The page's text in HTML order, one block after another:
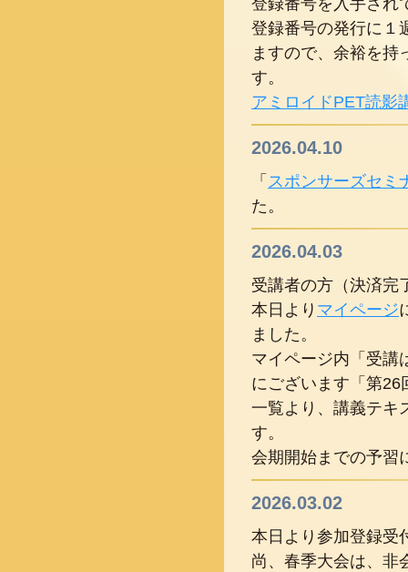
登録番号の発行に１
ますので、余裕を持
す。
アミロイドPET読影
2026.04.10
「 スポンサーズセミ
た。
2026.04.03
受講者の方（決済完
本日より マイページ
ました。
マイページ内「受
にございます「第
一覧より、講義テキ
す。
会期開始までの予習
2026.03.02
本日より参加登録受
尚、春季大会は、非